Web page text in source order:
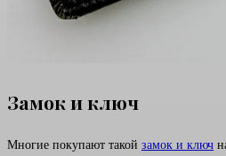
Замок и ключ
Многие покупают такой замок и ключ